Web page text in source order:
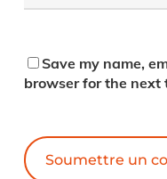
Save my name,
browser for the next